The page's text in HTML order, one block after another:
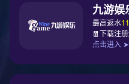
款式：斜挎
质地：织物
材质工艺：丝印